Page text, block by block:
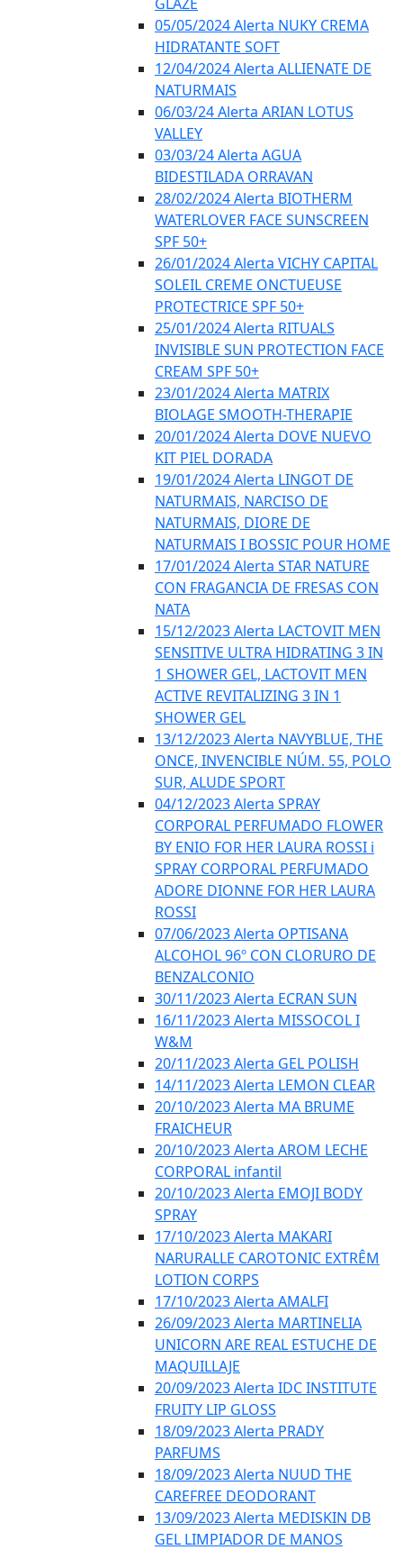
05/05/2024 Alerta NUKY CREMA
HIDRATANTE SOFT
12/04/2024 Alerta ALLIENATE DE
NATURMAIS
06/03/24 Alerta ARIAN LOTUS
VALLEY
03/03/24 Alerta AGUA
BIDESTILADA ORRAVAN
28/02/2024 Alerta BIOTHERM
WATERLOVER FACE SUNSCREEN
SPF 50+
26/01/2024 Alerta VICHY CAPITAL
SOLEIL CREME ONCTUEUSE
PROTECTRICE SPF 50+
25/01/2024 Alerta RITUALS
INVISIBLE SUN PROTECTION FACE
CREAM SPF 50+
23/01/2024 Alerta MATRIX
BIOLAGE SMOOTH-THERAPIE
20/01/2024 Alerta DOVE NUEVO
KIT PIEL DORADA
19/01/2024 Alerta LINGOT DE
NATURMAIS, NARCISO DE
NATURMAIS, DIORE DE
NATURMAIS I BOSSIC POUR HOME
17/01/2024 Alerta STAR NATURE
CON FRAGANCIA DE FRESAS CON
NATA
15/12/2023 Alerta LACTOVIT MEN
SENSITIVE ULTRA HIDRATING 3 IN
1 SHOWER GEL, LACTOVIT MEN
ACTIVE REVITALIZING 3 IN 1
SHOWER GEL
13/12/2023 Alerta NAVYBLUE, THE
ONCE, INVENCIBLE NÚM. 55, POLO
SUR, ALUDE SPORT
04/12/2023 Alerta SPRAY
CORPORAL PERFUMADO FLOWER
BY ENIO FOR HER LAURA ROSSI i
SPRAY CORPORAL PERFUMADO
ADORE DIONNE FOR HER LAURA
ROSSI
07/06/2023 Alerta OPTISANA
ALCOHOL 96º CON CLORURO DE
BENZALCONIO
30/11/2023 Alerta ECRAN SUN
16/11/2023 Alerta MISSOCOL I
W&M
20/11/2023 Alerta GEL POLISH
14/11/2023 Alerta LEMON CLEAR
20/10/2023 Alerta MA BRUME
FRAICHEUR
20/10/2023 Alerta AROM LECHE
CORPORAL infantil
20/10/2023 Alerta EMOJI BODY
SPRAY
17/10/2023 Alerta MAKARI
NARURALLE CAROTONIC EXTRÊM
LOTION CORPS
17/10/2023 Alerta AMALFI
26/09/2023 Alerta MARTINELIA
UNICORN ARE REAL ESTUCHE DE
MAQUILLAJE
20/09/2023 Alerta IDC INSTITUTE
FRUITY LIP GLOSS
18/09/2023 Alerta PRADY
PARFUMS
18/09/2023 Alerta NUUD THE
CAREFREE DEODORANT
13/09/2023 Alerta MEDISKIN DB
GEL LIMPIADOR DE MANOS